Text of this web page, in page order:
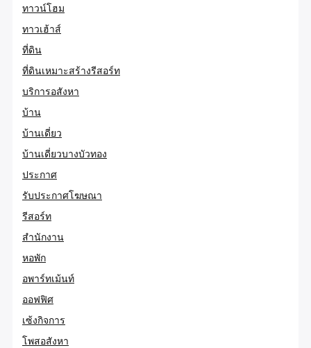
ทาวน์โฮม
ทาวเฮ้าส์
ที่ดิน
ที่ดินเหมาะสร้างรีสอร์ท
บริการอสังหา
บ้าน
บ้านเดี่ยว
บ้านเดี่ยวบางบัวทอง
ประกาศ
รับประกาศโฆษณา
รีสอร์ท
สำนักงาน
หอพัก
อพาร์ทเม้นท์
ออฟฟิศ
เซ้งกิจการ
โพสอสังหา